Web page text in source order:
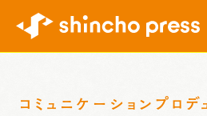
コミュニケーションプロ